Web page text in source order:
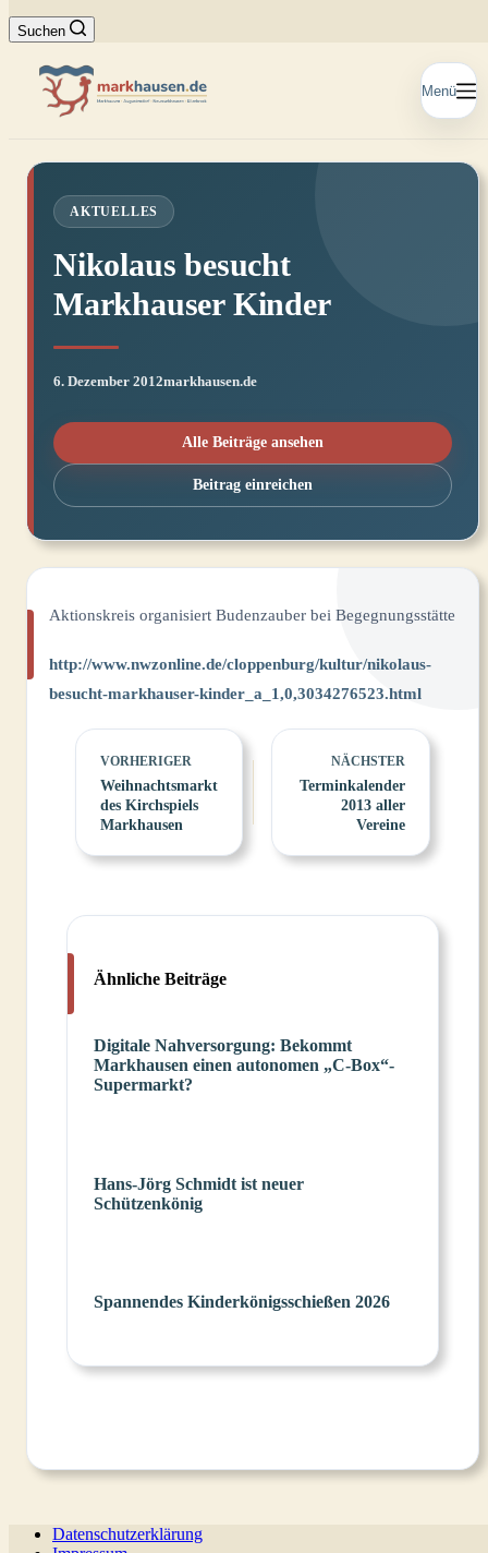
Suchen
Menü
AKTUELLES
Nikolaus besucht
Markhauser Kinder
6. Dezember 2012markhausen.de
Alle Beiträge ansehen
Beitrag einreichen
Aktionskreis organisiert Budenzauber bei Begegnungsstätte
http://www.nwzonline.de/cloppenburg/kultur/nikolaus-
besucht-markhauser-kinder_a_1,0,3034276523.html
VORHERIGER
Weihnachtsmarkt
des Kirchspiels
Markhausen
NÄCHSTER
Terminkalender
2013 aller
Vereine
Ähnliche Beiträge
Digitale Nahversorgung: Bekommt
Markhausen einen autonomen „C-Box“-
Supermarkt?
Hans-Jörg Schmidt ist neuer
Schützenkönig
Spannendes Kinderkönigsschießen 2026
Datenschutzerklärung